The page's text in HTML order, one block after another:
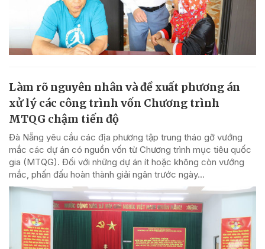
Làm rõ nguyên nhân và đề xuất phương án
xử lý các công trình vốn Chương trình
MTQG chậm tiến độ
Đà Nẵng yêu cầu các địa phương tập trung tháo gỡ vướng
mắc các dự án có nguồn vốn từ Chương trình mục tiêu quốc
gia (MTQG). Đối với những dự án ít hoặc không còn vướng
mắc, phấn đấu hoàn thành giải ngân trước ngày...